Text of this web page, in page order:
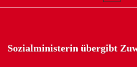
Sozialministerin übergibt